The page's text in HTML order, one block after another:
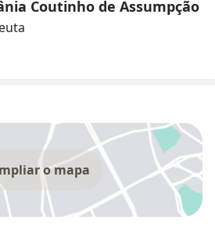
Coutinho de Assumpção
o mapa